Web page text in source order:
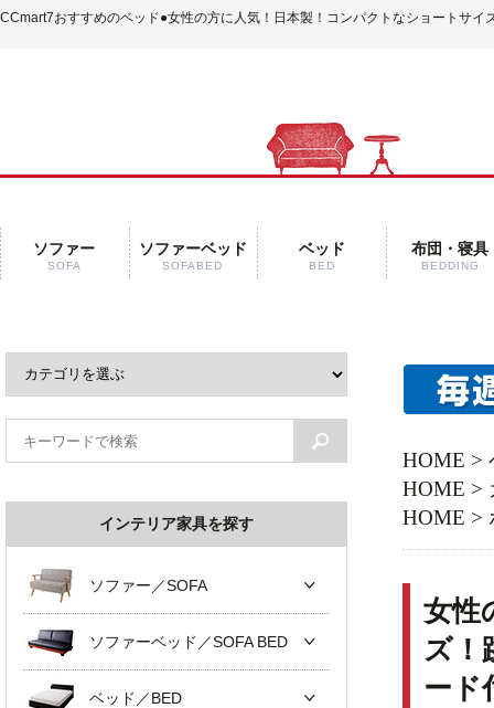
CCmart7おすすめのベッド●女性の方に人気！日本製！コンパクトなショートサ
ソファー
SOFA
ソファーベッド
SOFABED
ベッド
BED
布団・寝具
BEDDING
HOME >
HOME >
HOME >
女性
ズ！
ード
インテリア家具を探す
ソファー／SOFA
ソファーベッド／SOFA BED
ベッド／BED